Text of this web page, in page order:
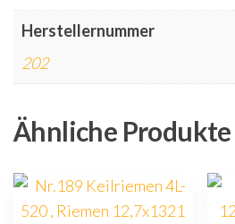
Herstellernummer
202
Ähnliche Produkte